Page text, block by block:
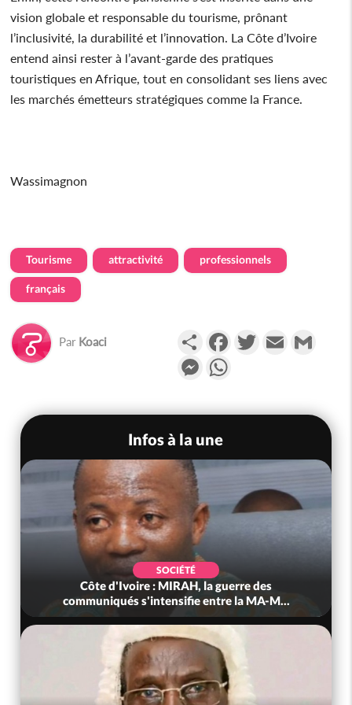
vision globale et responsable du tourisme, prônant
l’inclusivité, la durabilité et l’innovation. La Côte d’Ivoire
entend ainsi rester à l’avant-garde des pratiques
touristiques en Afrique, tout en consolidant ses liens avec
les marchés émetteurs stratégiques comme la France.
Wassimagnon
Tourisme attractivité professionnels
français
Par Koaci PartagerFacebookTwitterEmail
Messenger
Infos à la une
SOCIÉTÉ
Côte d'Ivoire : MIRAH, la guerre des
communiqués s'intensifie entre la MA-M...